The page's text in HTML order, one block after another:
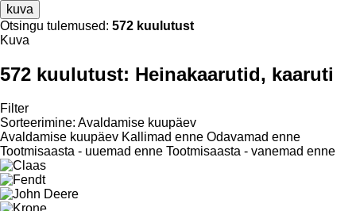
kuva
Otsingu tulemused: 572 kuulutust
Kuva
572 kuulutust: Heinakaarutid, kaaruti
Filter
Sorteerimine: Avaldamise kuupäev
Avaldamise kuupäev Kallimad enne Odavamad enne
Tootmisaasta - uuemad enne Tootmisaasta - vanemad enne